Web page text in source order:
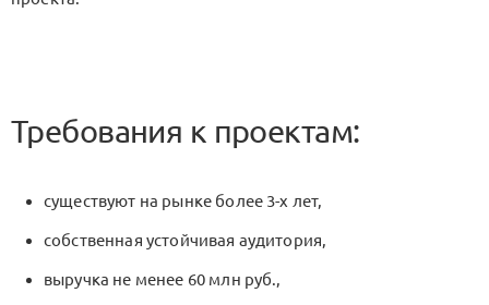
Требования к проектам:
существуют на рынке более 3-х лет,
собственная устойчивая аудитория,
выручка не менее 60 млн руб.,